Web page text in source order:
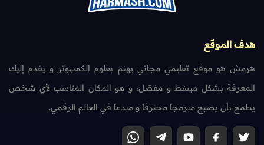
هدف الموقع
هرمش هو موقع تعليمي مجاني يهتم بعلوم الكمبيوتر و يقدم إليك
المعرفة بشكل مبسّط و مفصّل، و هو المكان المناسب لأي شخص
يطمح بأن يصبح مبرمجاً محترفاً و مبدعاً في العالم الرقمي.